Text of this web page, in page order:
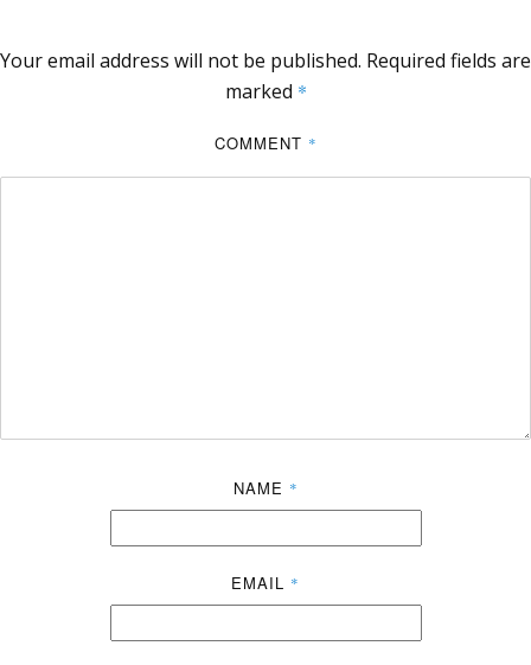
Your email address will not be published. Required fields are
marked *
COMMENT *
NAME *
EMAIL *